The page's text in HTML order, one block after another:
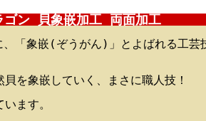
ン 貝象嵌加工 両面加工
「象嵌(ぞうがん)」とよばれる工芸
を象嵌していく、まさに職人技！
ます。